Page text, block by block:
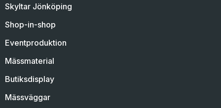
Skyltar Jönköping
Shop-in-shop
Eventproduktion
Mässmaterial
Butiksdisplay
Mässväggar